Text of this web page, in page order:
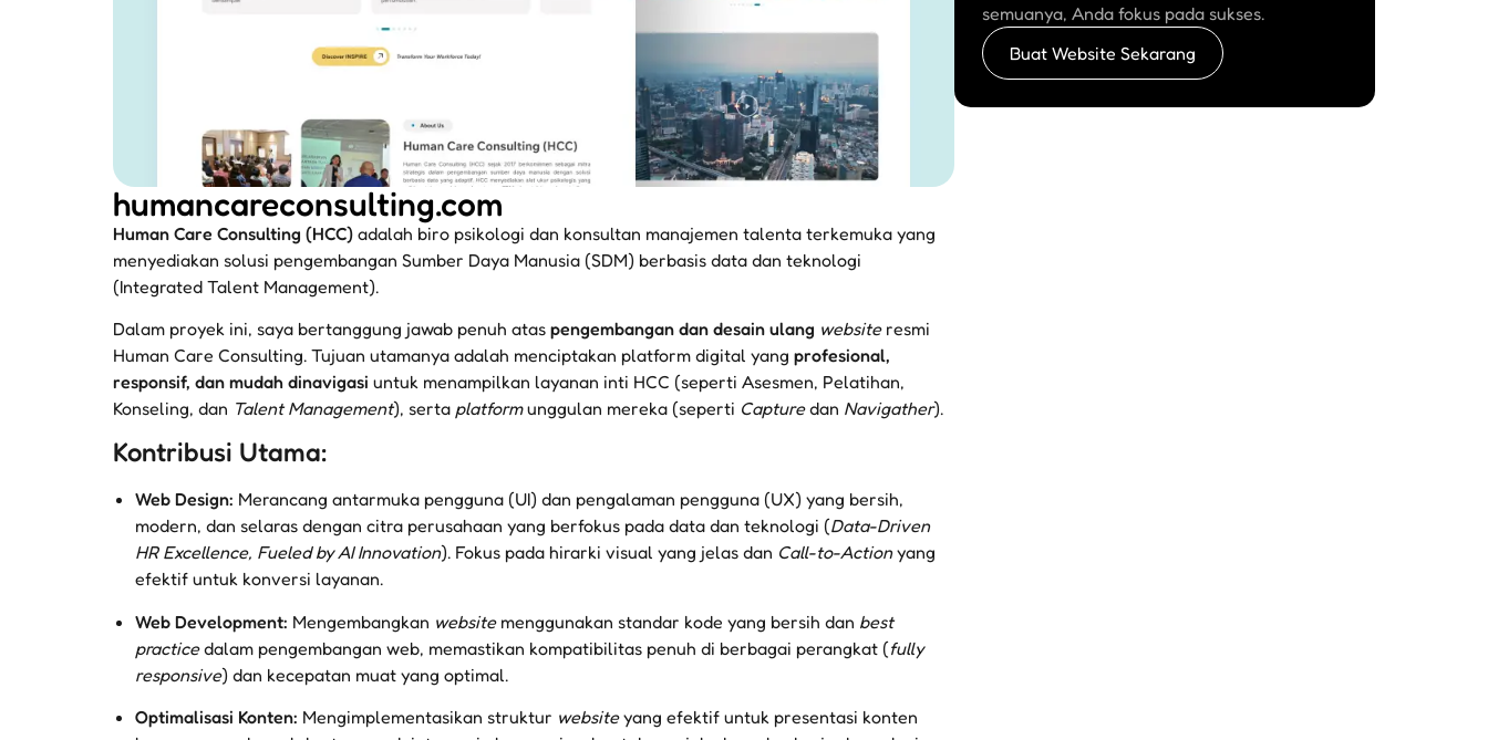
humancareconsulting.com
Human Care Consulting (HCC) adalah biro psikologi dan konsultan manajemen talenta terkemuka yang
menyediakan solusi pengembangan Sumber Daya Manusia (SDM) berbasis data dan teknologi
(Integrated Talent Management).
Dalam proyek ini, saya bertanggung jawab penuh atas pengembangan dan desain ulang websiteresmi
Human Care Consulting. Tujuan utamanya adalah menciptakan platform digital yang profesional,
responsif, dan mudah dinavigasi untuk menampilkan layanan inti HCC (seperti Asesmen, Pelatihan,
Konseling, dan Talent Management), serta platformunggulan mereka (seperti Capturedan Navigather).
Kontribusi Utama:
Web Design: Merancang antarmuka pengguna (UI) dan pengalaman pengguna (UX) yang bersih,
modern, dan selaras dengan citra perusahaan yang berfokus pada data dan teknologi (Data-Driven
HR Excellence, Fueled by AI Innovation). Fokus pada hirarki visual yang jelas dan Call-to-Actionyang
efektif untuk konversi layanan.
Web Development: Mengembangkan websitemenggunakan standar kode yang bersih dan best
practicedalam pengembangan web, memastikan kompatibilitas penuh di berbagai perangkat (fully
responsive) dan kecepatan muat yang optimal.
Optimalisasi Konten: Mengimplementasikan struktur websiteyang efektif untuk presentasi konten
semuanya, Anda fokus pada sukses.
Buat Website Sekarang